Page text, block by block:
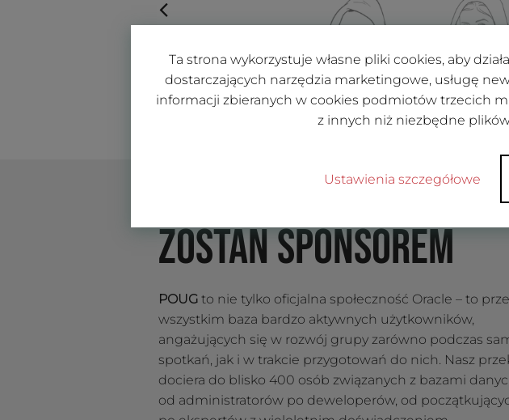
ZOSTAŃ SPONSOREM
POUGto nie tylko oficjalna społeczność Oracle – to
wszystkim baza bardzo aktywnych użytkowników,
angażujących się w rozwój grupy zarówno podczas
spotkań, jak i w trakcie przygotowań do nich. Nasz
dociera do blisko 400 osób związanych z bazami
od administratorów po deweloperów, od
Ta strona wykorzystuje własne pliki cookies, aby
dostarczających narzędzia marketingowe, usługę
informacji zbieranych w cookies podmiotów trzecich
z innych niż niezbędne
Ustawienia szczegółowe